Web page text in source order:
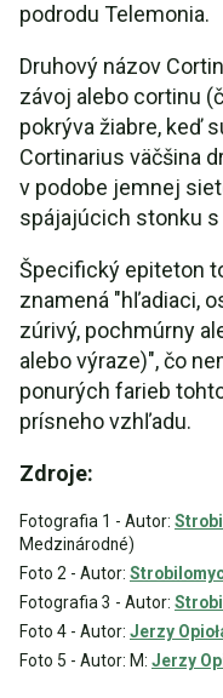
podrodu Telemonia.
Druhový názov
závoj alebo cortinu
pokrýva žiabre, keď
Cortinarius väčšina
v podobe jemnej
spájajúcich stonku
Špecifický epiteton
znamená "hľadiaci,
zúrivý, pochmúrny
alebo výraze)", čo
ponurých farieb
prísneho vzhľadu.
Zdroje:
Fotografia 1 - Autor:
Medzinárodné)
Foto 2 - Autor:
Fotografia 3 - Autor:
Foto 4 - Autor: Jerzy
Foto 5 - Autor: M: Jerzy